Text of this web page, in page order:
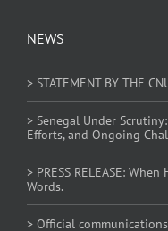
NEWS
> STATEMENT BY THE
> Senegal Under
Efforts, and Ongoing
> PRESS RELEASE:
Words.
> Official